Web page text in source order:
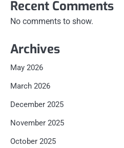
Recent Comments
No comments to show.
Archives
May 2026
March 2026
December 2025
November 2025
October 2025